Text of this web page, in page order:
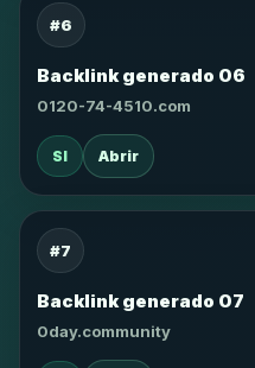
#6
Backlink generado 06
0120-74-4510.com
SI Abrir
#7
Backlink generado 07
0day.community